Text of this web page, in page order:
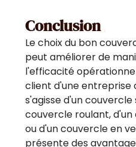
Conclusion
Le choix du bon
peut améliorer de
l'efficacité
client d'une entreprise
s'agisse d'un couvercle
couvercle roulant,
ou d'un couvercle en
présente des